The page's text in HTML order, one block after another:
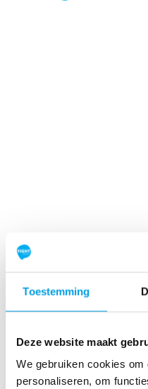
Toestemming
Deze website maakt
We gebruiken cookies
personaliseren, om